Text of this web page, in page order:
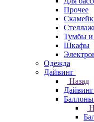
Прочее
Тумбы и
Шкафы
Одежда
Дайвинг
Назад
Дайвинг